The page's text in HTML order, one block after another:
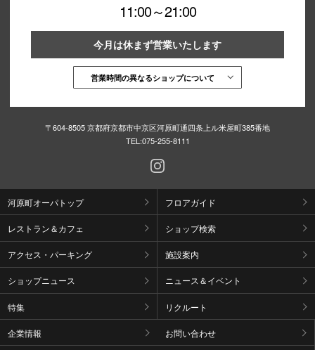
11:00～21:00
今月は休まず営業いたします
営業時間の異なるショップについて
〒604-8505 京都府京都市中京区河原町通四条上ル米屋町385番地
TEL:075-255-8111
河原町オーパトップ フロアガイド
レストラン＆カフェ ショップ検索
アクセス・パーキング 施設案内
ショップニュース ニュース＆イベント
特集 リクルート
企業情報 お問い合わせ